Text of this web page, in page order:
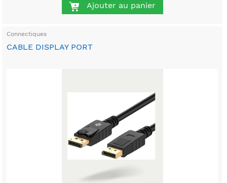
Ajouter au panier
Connectiques
CABLE DISPLAY PORT